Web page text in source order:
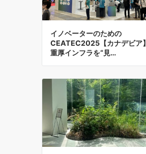
イノベーターのための
CEATEC2025【カナデビア】
重厚インフラを“見…